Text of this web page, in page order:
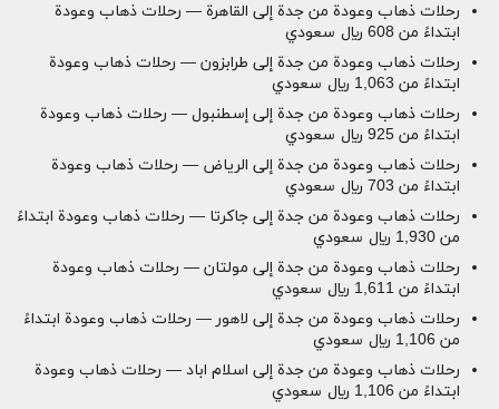
رحلات ذهاب وعودة من جدة إلى القاهرة — رحلات ذهاب وعودة
ابتداءً من 608 ريال سعودي
رحلات ذهاب وعودة من جدة إلى طرابزون — رحلات ذهاب وعودة
ابتداءً من 1,063 ريال سعودي
رحلات ذهاب وعودة من جدة إلى إسطنبول — رحلات ذهاب وعودة
ابتداءً من 925 ريال سعودي
رحلات ذهاب وعودة من جدة إلى الرياض — رحلات ذهاب وعودة
ابتداءً من 703 ريال سعودي
رحلات ذهاب وعودة من جدة إلى جاكرتا — رحلات ذهاب وعودة ابتداءً
من 1,930 ريال سعودي
رحلات ذهاب وعودة من جدة إلى مولتان — رحلات ذهاب وعودة
ابتداءً من 1,611 ريال سعودي
رحلات ذهاب وعودة من جدة إلى لاهور — رحلات ذهاب وعودة ابتداءً
من 1,106 ريال سعودي
رحلات ذهاب وعودة من جدة إلى اسلام اباد — رحلات ذهاب وعودة
ابتداءً من 1,106 ريال سعودي